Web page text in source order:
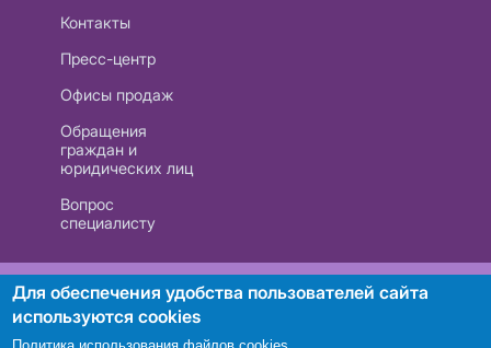
Контакты
Пресс-центр
Офисы продаж
Обращения
граждан и
юридических лиц
Вопрос
специалисту
РУП «Белтелеком». УНП 101007741
Для обеспечения удобства пользователей сайта
используются cookies